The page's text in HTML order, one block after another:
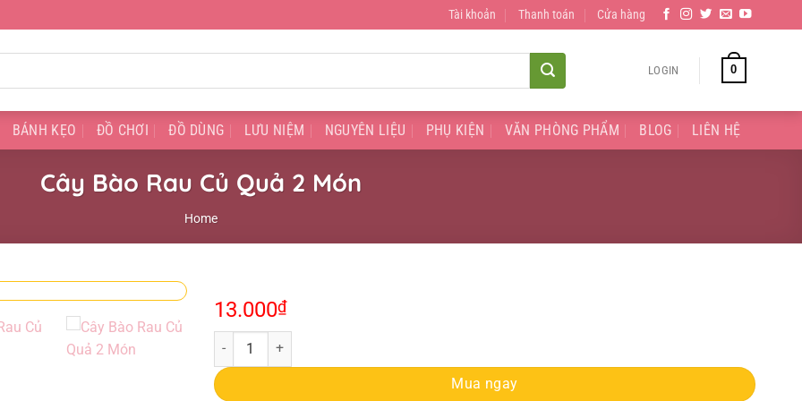
Tài khoản Thanh toán Cửa hàng
LOGIN 0
BÁNH KẸO ĐỒ CHƠI ĐỒ DÙNG LƯU NIỆM NGUYÊN LIỆU PHỤ KIỆN VĂN PHÒNG PHẨM BLOG LIÊN HỆ
Cây Bào Rau Củ Quả 2 Món
Home
13.000₫
Cây Bào Rau Củ Quả 2 Món quantity
Mua ngay